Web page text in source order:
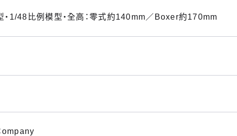
・1/48比例模型・全高：零式約140mm／Boxer約170mm